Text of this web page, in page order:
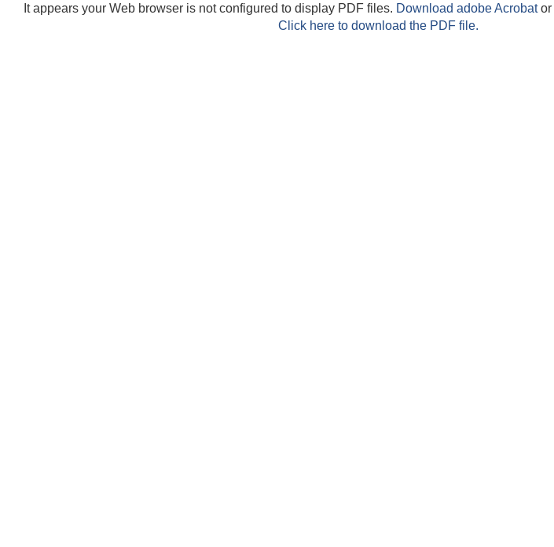
It appears your Web browser is not configured to display PDF files. Download adobe Acrobator
Click here to download the PDF file.